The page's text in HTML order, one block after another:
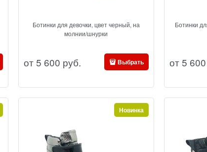
Ботинки для девочки, цвет черный, на
молнии/шнурки
от5 600 руб. Выбрать
Ботинки
от5 600
Новинка